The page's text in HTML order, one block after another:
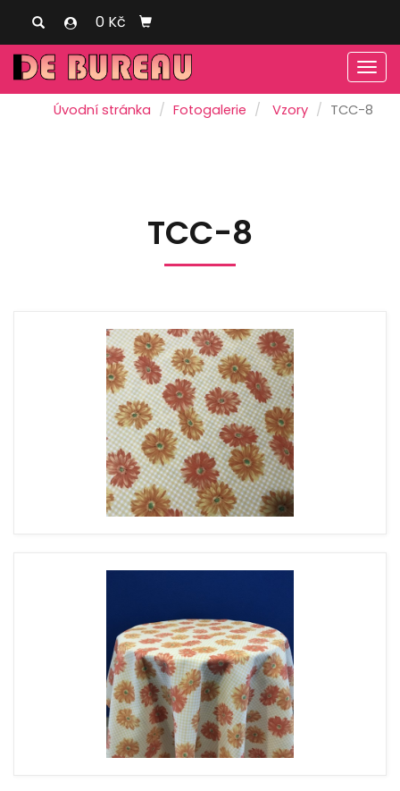
0 Kč
Úvodní stránka Fotogalerie Vzory TCC-8
TCC-8